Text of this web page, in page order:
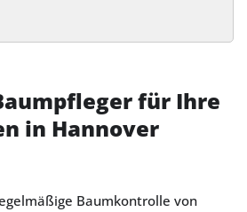
für Ihre
in Hannover
Baumkontrolle von